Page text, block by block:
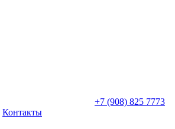
+7 (908) 825 7773
Контакты